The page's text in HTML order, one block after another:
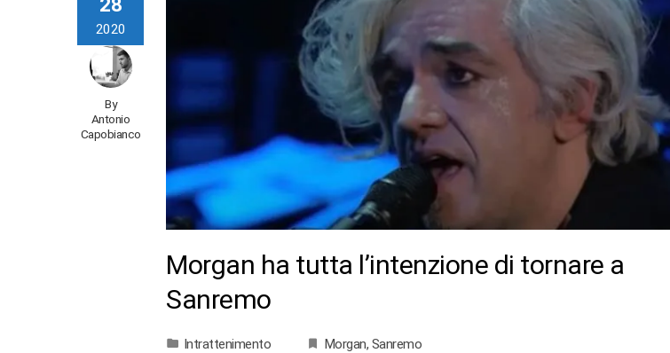
2020
By
Antonio
Capobianco
Morgan ha tutta l’intenzione di tornare a
Sanremo
Intrattenimento Morgan, Sanremo